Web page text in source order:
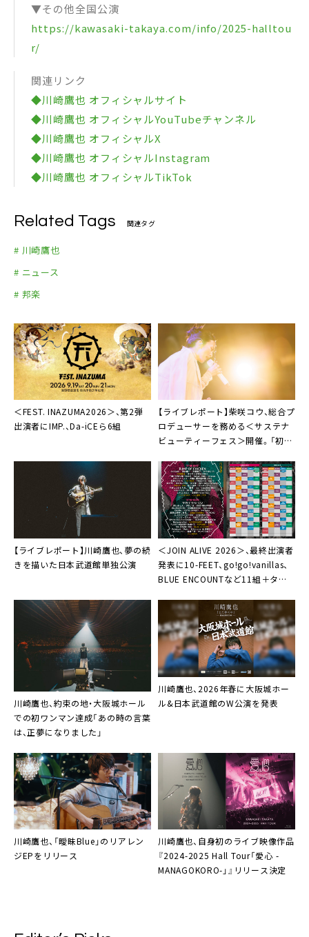
▼その他全国公演
https://kawasaki-takaya.com/info/2025-halltou
r/
関連リンク
◆川崎鷹也 オフィシャルサイト
◆川崎鷹也 オフィシャルYouTubeチャンネル
◆川崎鷹也 オフィシャルX
◆川崎鷹也 オフィシャルInstagram
◆川崎鷹也 オフィシャルTikTok
Related Tags 関連タグ
# 川崎鷹也
# ニュース
# 邦楽
＜FEST. INAZUMA2026＞、第2弾
出演者にIMP.、Da-iCEら6組
【ライブレポート】柴咲コウ、総合プ
ロデューサーを務める＜サステナ
ビューティーフェス＞開催。「初声
を嬉しく思っています」
【ライブレポート】川崎鷹也、夢の続
きを描いた日本武道館単独公演
＜JOIN ALIVE 2026＞、最終出演者
発表に10-FEET、go!go!vanillas、
BLUE ENCOUNTなど11組＋タイ
川崎鷹也、約束の地・大阪城ホール
での初ワンマン達成「あの時の言葉
は、正夢になりました」
川崎鷹也、2026年春に大阪城ホー
ル&日本武道館のW公演を発表
川崎鷹也、「曖昧Blue」のリアレン
ジEPをリリース
川崎鷹也、自身初のライブ映像作品
『2024-2025 Hall Tour「愛心 -
MANAGOKORO-」』リリース決定